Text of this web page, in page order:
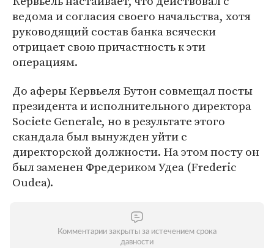
ведома и согласия своего начальства, хотя
руководящий состав банка всячески
отрицает свою причастность к эти
операциям.
До аферы Кервьеля Бутон совмещал посты
президента и исполнительного директора
Societe Generale, но в результате этого
скандала был вынужден уйти с
директорской должности. На этом посту он
был заменен Фредериком Удеа (Frederic
Oudea).
Комментарии закрыты за истечением срока
давности